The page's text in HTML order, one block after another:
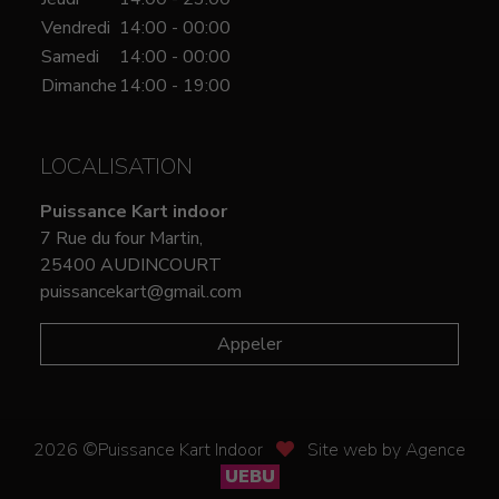
Vendredi 14:00 - 00:00
Samedi
14:00 - 00:00
Dimanche 14:00 - 19:00
LOCALISATION
Puissance Kart indoor
7 Rue du four Martin,
25400 AUDINCOURT
puissancekart@gmail.com
Appeler
2026 ©Puissance Kart Indoor
Site web by Agence
UEBU